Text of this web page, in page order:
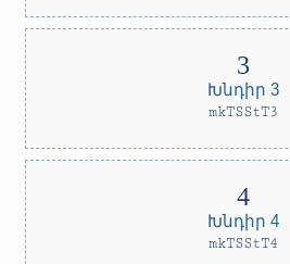
Խնդիր 3
mkTSStT3
Խնդիր 4
mkTSStT4